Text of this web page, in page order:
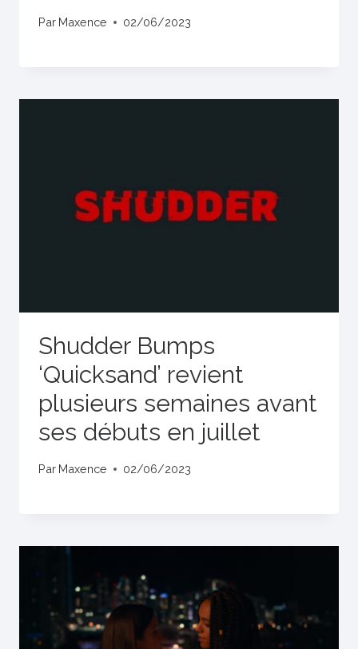
Par Maxence 02/06/2023
Shudder Bumps
‘Quicksand’ revient
plusieurs semaines avant
ses débuts en juillet
Par Maxence 02/06/2023